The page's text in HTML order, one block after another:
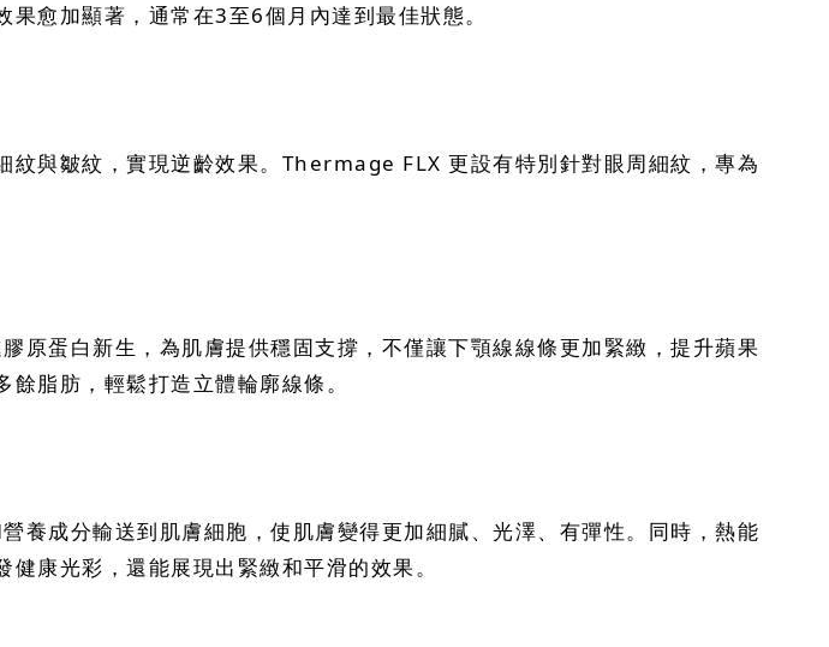
愈加顯著，通常在3至6個月內達到最佳狀態。
與皺紋，實現逆齡效果。Thermage FLX 更設有特別針對眼周細紋，專為
蛋白新生，為肌膚提供穩固支撐，不僅讓下顎線線條更加緊緻，提升蘋果
脂肪，輕鬆打造立體輪廓線條。
成分輸送到肌膚細胞，使肌膚變得更加細膩、光澤、有彈性。同時，熱能
康光彩，還能展現出緊緻和平滑的效果。